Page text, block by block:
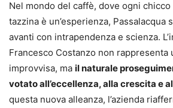
Nel mondo del caffè, dove ogni
tazzina è un’esperienza, Passalacqua
avanti con intrapendenza e scienza.
Francesco Costanzo non rappresenta
improvvisa, ma il naturale
votato all’eccellenza, alla crescita e
questa nuova alleanza, l’azienda